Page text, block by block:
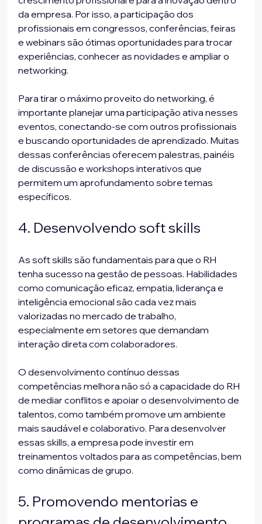
da empresa. Por isso, a participação dos
profissionais em congressos, conferências, feiras
e webinars são ótimas oportunidades para trocar
experiências, conhecer as novidades e ampliar o
networking.
Para tirar o máximo proveito do networking, é
importante planejar uma participação ativa nesses
eventos, conectando-se com outros profissionais
e buscando oportunidades de aprendizado. Muitas
dessas conferências oferecem palestras, painéis
de discussão e workshops interativos que
permitem um aprofundamento sobre temas
específicos.
4. Desenvolvendo soft skills
As soft skills são fundamentais para que o RH
tenha sucesso na gestão de pessoas. Habilidades
como comunicação eficaz, empatia, liderança e
inteligência emocional são cada vez mais
valorizadas no mercado de trabalho,
especialmente em setores que demandam
interação direta com colaboradores.
O desenvolvimento contínuo dessas
competências melhora não só a capacidade do RH
de mediar conflitos e apoiar o desenvolvimento de
talentos, como também promove um ambiente
mais saudável e colaborativo. Para desenvolver
essas skills, a empresa pode investir em
treinamentos voltados para as competências, bem
como dinâmicas de grupo.
5. Promovendo mentorias e